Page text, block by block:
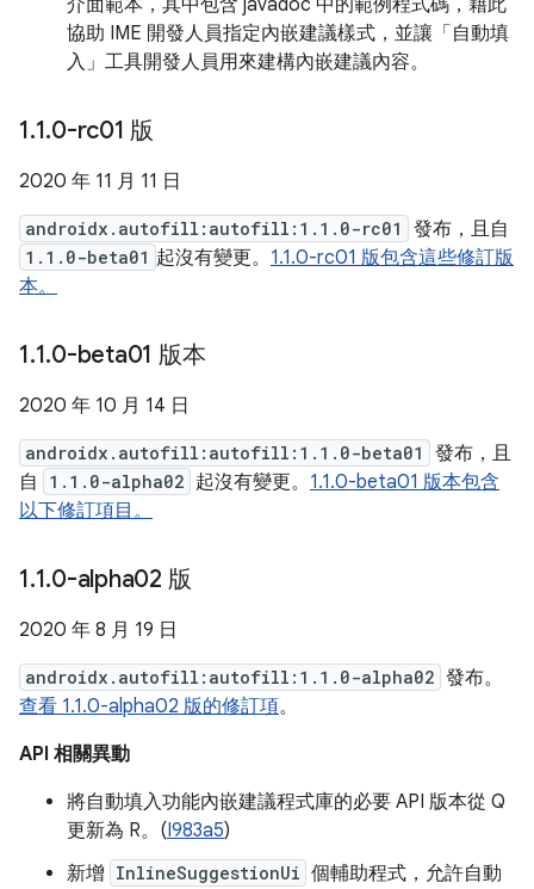
介面範本，其中包含 javadoc 中的範例程式碼，藉此
協助 IME 開發人員指定內嵌建議樣式，並讓「自動填
入」工具開發人員用來建構內嵌建議內容。
1.1.0-rc01 版
2020 年 11 月 11 日
androidx.autofill:autofill:1.1.0-rc01 發布，且自
1.1.0-beta01 起沒有變更。 1.1.0-rc01 版包含這些修訂版
本。
1.1.0-beta01 版本
2020 年 10 月 14 日
androidx.autofill:autofill:1.1.0-beta01
發布，且
自
1.1.0-alpha02 起沒有變更。 1.1.0-beta01 版本包含
以下修訂項目。
1.1.0-alpha02 版
2020 年 8 月 19 日
androidx.autofill:autofill:1.1.0-alpha02 發布。
查看 1.1.0-alpha02 版的修訂項。
API 相關異動
將自動填入功能內嵌建議程式庫的必要 API 版本從 Q
更新為 R。(I983a5)
新增 InlineSuggestionUi 個輔助程式，允許自動